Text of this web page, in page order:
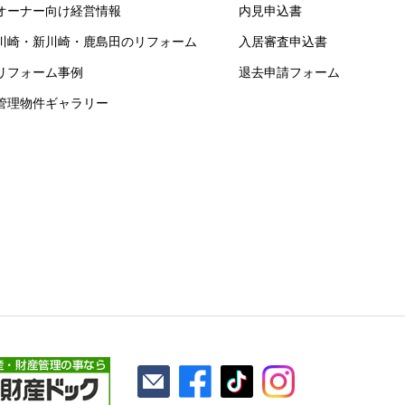
ーナー向け経営情報
崎・新川崎・鹿島田のリフォーム
フォーム事例
理物件ギャラリー
内見申込書
入居審査申込書
退去申請フォーム